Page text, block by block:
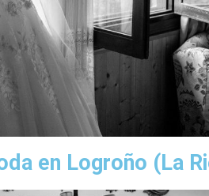
en Logroño (La